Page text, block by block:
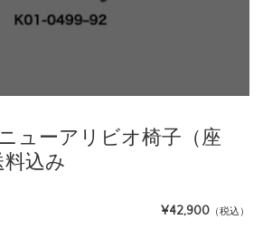
ューアリビオ椅子（座
込み
¥42,900 （税込）